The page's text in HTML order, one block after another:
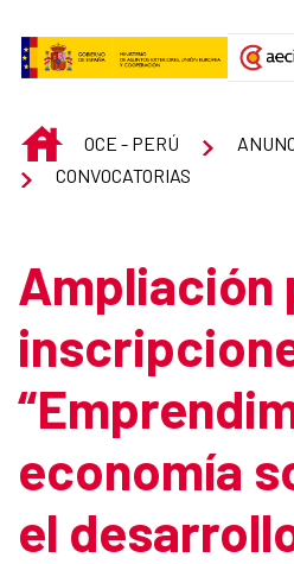
INICIOOCE - PERÚ
CONVOCATORIAS
Ampliación
economía
el